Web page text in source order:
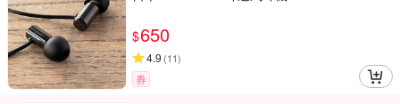
$650
4.9 (11)
券